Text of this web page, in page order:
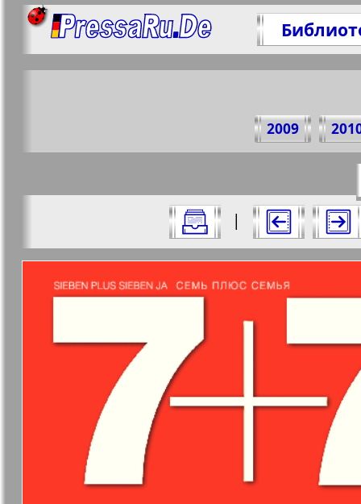
2009
Все номера "7плюс7я" за 2014 год.
|
Страницы журнала
1
https://
❬
Актуальные газеты и журналы
Апельсин
Баден-
МК-Германия
планета мнений
МК-
Новые Земляки